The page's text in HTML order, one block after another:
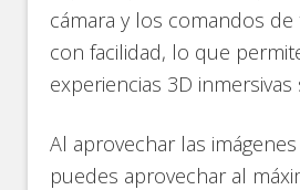
cámara y los comandos
con facilidad, lo que
experiencias 3D
Al aprovechar las
puedes aprovechar al